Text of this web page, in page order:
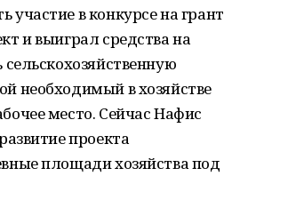
в конкурсе на грант
и выиграл средства на
необходимый в хозяйстве
место. Сейчас Нафис
проекта
площади хозяйства под